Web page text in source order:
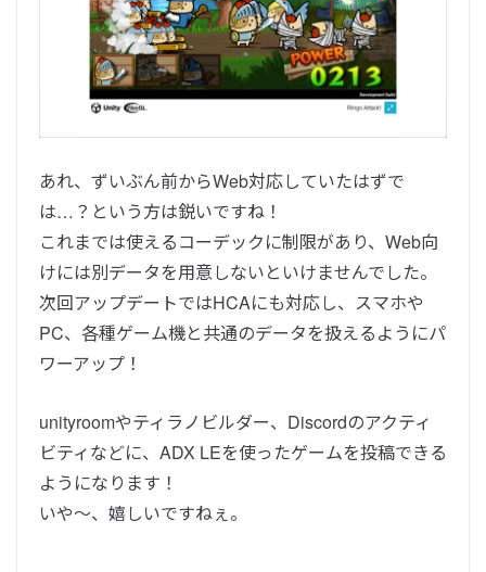
あれ、ずいぶん前からWeb対応していたはずで
は…？という方は鋭いですね！
これまでは使えるコーデックに制限があり、Web向
けには別データを用意しないといけませんでした。
次回アップデートではHCAにも対応し、スマホや
PC、各種ゲーム機と共通のデータを扱えるようにパ
ワーアップ！
unityroomやティラノビルダー、Discordのアクティ
ビティなどに、ADX LEを使ったゲームを投稿できる
ようになります！
いや〜、嬉しいですねぇ。